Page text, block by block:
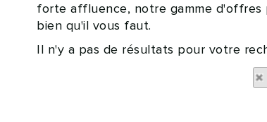
forte affluence, notre gamme d'offres
bien qu'il vous faut.
Il n'y a pas de résultats pour votre